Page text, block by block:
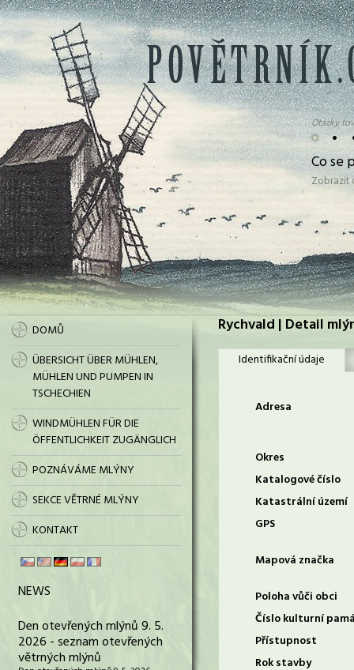
• •
Otázky
Co se
DOMŮ
ÜBERSICHT ÜBER MÜHLEN,
MÜHLEN UND PUMPEN IN
TSCHECHIEN
WINDMÜHLEN FÜR DIE
ÖFFENTLICHKEIT ZUGÄNGLICH
POZNÁVÁME MLÝNY
SEKCE VĚTRNÉ MLÝNY
KONTAKT
NEWS
Den otevřených mlýnů 9. 5.
2026 - seznam otevřených
větrných mlýnů
Rychvald | Detail
Identifikační údaje
Adresa
Okres
Katalogové číslo
Katastrální území
GPS
Mapová značka
Poloha vůči obci
Číslo kulturní
Přístupnost
Rok stavby